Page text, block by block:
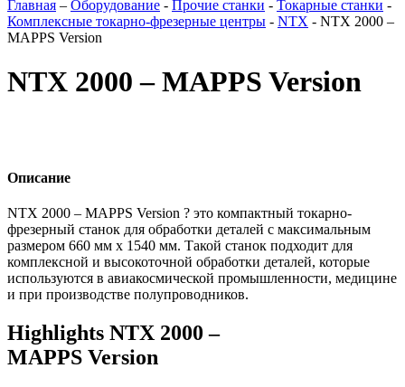
Главная – Оборудование - Прочие станки - Токарные станки -
Комплексные токарно-фрезерные центры - NTX - NTX 2000 –
MAPPS Version
NTX 2000 – MAPPS Version
Описание
NTX 2000 – MAPPS Version ? это компактный токарно-
фрезерный станок для обработки деталей с максимальным
размером 660 мм х 1540 мм. Такой станок подходит для
комплексной и высокоточной обработки деталей, которые
используются в авиакосмической промышленности, медицине
и при производстве полупроводников.
Highlights NTX 2000 –
MAPPS Version